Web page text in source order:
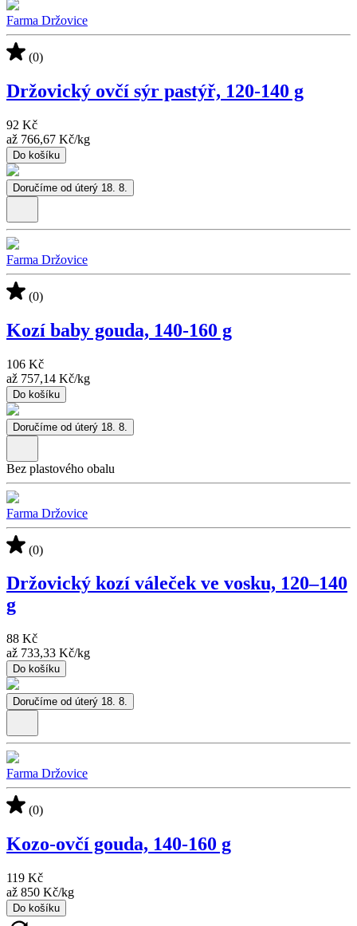
Farma Držovice
(0)
Držovický ovčí sýr pastýř, 120-140 g
92 Kč
až 766,67 Kč/kg
Do košíku
Doručíme od úterý 18. 8.
Farma Držovice
(0)
Kozí baby gouda, 140-160 g
106 Kč
až 757,14 Kč/kg
Do košíku
Doručíme od úterý 18. 8.
Bez plastového obalu
Farma Držovice
(0)
Držovický kozí váleček ve vosku, 120–⁠⁠⁠⁠⁠⁠140
g
88 Kč
až 733,33 Kč/kg
Do košíku
Doručíme od úterý 18. 8.
Farma Držovice
(0)
Kozo-ovčí gouda, 140-160 g
119 Kč
až 850 Kč/kg
Do košíku